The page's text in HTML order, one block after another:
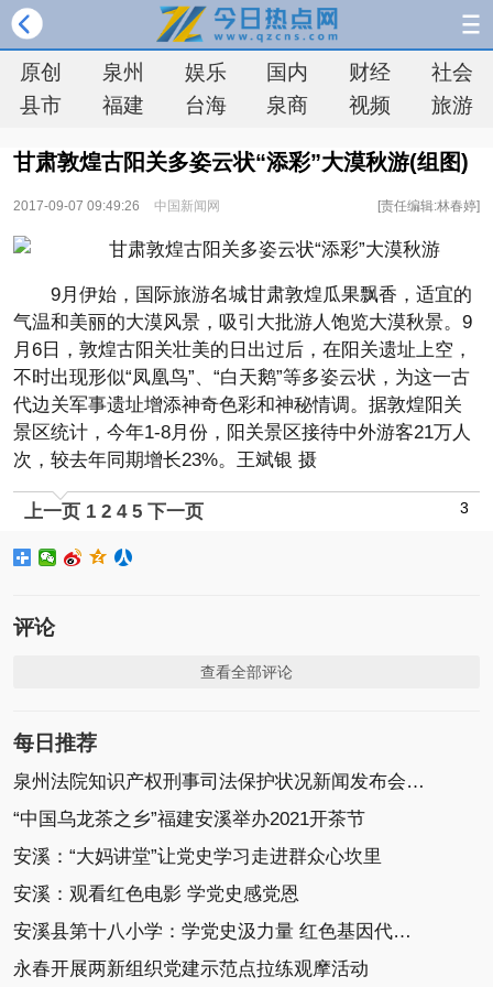
原创 泉州 娱乐 国内 财经
社会
县市
福建 台海 泉商 视频 旅游
甘肃敦煌古阳关多姿云状“添彩”大漠秋游(组图)
2017-09-07 09:49:26 中国新闻网 [责任编辑:林春婷]
9月伊始，国际旅游名城甘肃敦煌瓜果飘香，适宜的
气温和美丽的大漠风景，吸引大批游人饱览大漠秋景。9
月6日，敦煌古阳关壮美的日出过后，在阳关遗址上空，
不时出现形似“凤凰鸟”、“白天鹅”等多姿云状，为这一古
代边关军事遗址增添神奇色彩和神秘情调。据敦煌阳关
景区统计，今年1-8月份，阳关景区接待中外游客21万人
次，较去年同期增长23%。王斌银 摄
上一页 1 2 3
4 5 下一页
评论
查看全部评论
每日推荐
泉州法院知识产权刑事司法保护状况新闻发布会召开
“中国乌龙茶之乡”福建安溪举办2021开茶节
安溪：“大妈讲堂”让党史学习走进群众心坎里
安溪：观看红色电影 学党史感党恩
安溪县第十八小学：学党史汲力量 红色基因代代传
永春开展两新组织党建示范点拉练观摩活动